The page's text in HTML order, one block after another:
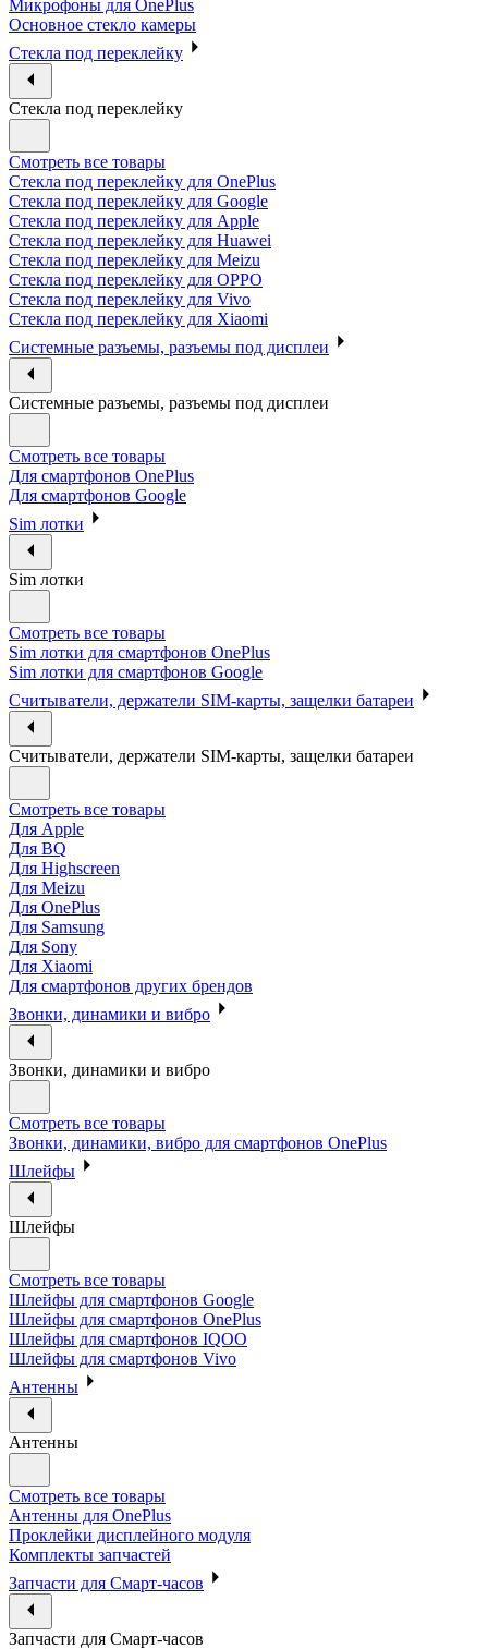
Микрофоны для OnePlus
Основное стекло камеры
Стекла под переклейку
Стекла под переклейку
Смотреть все товары
Стекла под переклейку для OnePlus
Стекла под переклейку для Google
Стекла под переклейку для Apple
Стекла под переклейку для Huawei
Стекла под переклейку для Meizu
Стекла под переклейку для OPPO
Стекла под переклейку для Vivo
Стекла под переклейку для Xiaomi
Системные разъемы, разъемы под дисплеи
Системные разъемы, разъемы под дисплеи
Смотреть все товары
Для смартфонов OnePlus
Для смартфонов Google
Sim лотки
Sim лотки
Смотреть все товары
Sim лотки для смартфонов OnePlus
Sim лотки для смартфонов Google
Считыватели, держатели SIM-карты, защелки батареи
Считыватели, держатели SIM-карты, защелки батареи
Смотреть все товары
Для Apple
Для BQ
Для Highscreen
Для Meizu
Для OnePlus
Для Samsung
Для Sony
Для Xiaomi
Для смартфонов других брендов
Звонки, динамики и вибро
Звонки, динамики и вибро
Смотреть все товары
Звонки, динамики, вибро для смартфонов OnePlus
Шлейфы
Шлейфы
Смотреть все товары
Шлейфы для смартфонов Google
Шлейфы для смартфонов OnePlus
Шлейфы для смартфонов IQOO
Шлейфы для смартфонов Vivo
Антенны
Антенны
Смотреть все товары
Антенны для OnePlus
Проклейки дисплейного модуля
Комплекты запчастей
Запчасти для Смарт-часов
Запчасти для Смарт-часов